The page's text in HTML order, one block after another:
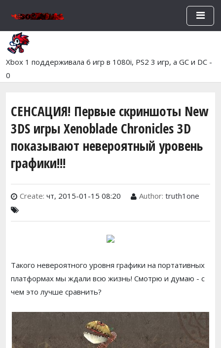
Перейти к основному
Xbox 1 поддерживала 6 игр в 1080i, PS2 3 игр, а GC и DC -
0
СЕНСАЦИЯ! Первые скриншоты New
3DS игры Xenoblade Chronicles 3D
показывают невероятный уровень
графики!!!
Create: чт, 2015-01-15 08:20 Author: truth1one
Такого невероятного уровня графики на портативных
платформах мы ждали всю жизнь! Смотрю и думаю - с
чем это лучше сравнить?